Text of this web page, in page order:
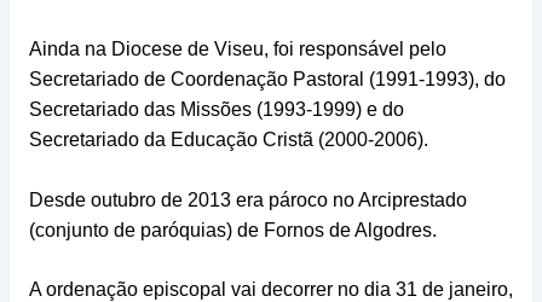
Ainda na Diocese de Viseu, foi responsável pelo
Secretariado de Coordenação Pastoral (1991-1993), do
Secretariado das Missões (1993-1999) e do
Secretariado da Educação Cristã (2000-2006).
Desde outubro de 2013 era pároco no Arciprestado
(conjunto de paróquias) de Fornos de Algodres.
A ordenação episcopal vai decorrer no dia 31 de janeiro,